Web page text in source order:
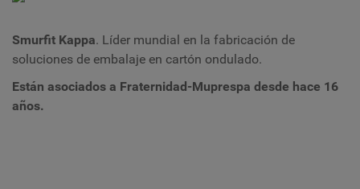
Smurfit Kappa. Líder mundial en la fabricación de
soluciones de embalaje en cartón ondulado.
Están asociados a Fraternidad-Muprespa desde hace 16
años.